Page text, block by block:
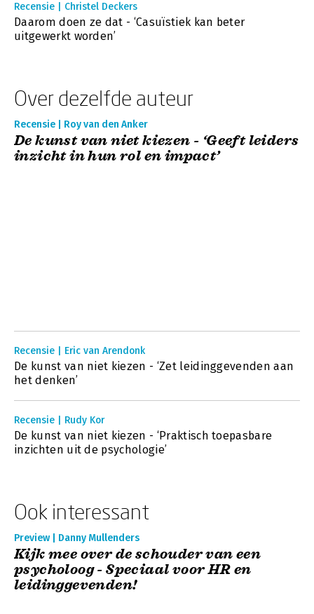
Recensie | Christel Deckers
Daarom doen ze dat - ‘Casuïstiek kan beter
uitgewerkt worden’
Over dezelfde auteur
Recensie | Roy van den Anker
De kunst van niet kiezen - ‘Geeft leiders
inzicht in hun rol en impact’
Recensie | Eric van Arendonk
De kunst van niet kiezen - ‘Zet leidinggevenden aan
het denken’
Recensie | Rudy Kor
De kunst van niet kiezen - ‘Praktisch toepasbare
inzichten uit de psychologie’
Ook interessant
Preview | Danny Mullenders
Kijk mee over de schouder van een
psycholoog - Speciaal voor HR en
leidinggevenden!